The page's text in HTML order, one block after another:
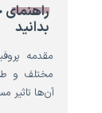
بدانید
مقدمه
مختلف و
آن‌ها تاثیر